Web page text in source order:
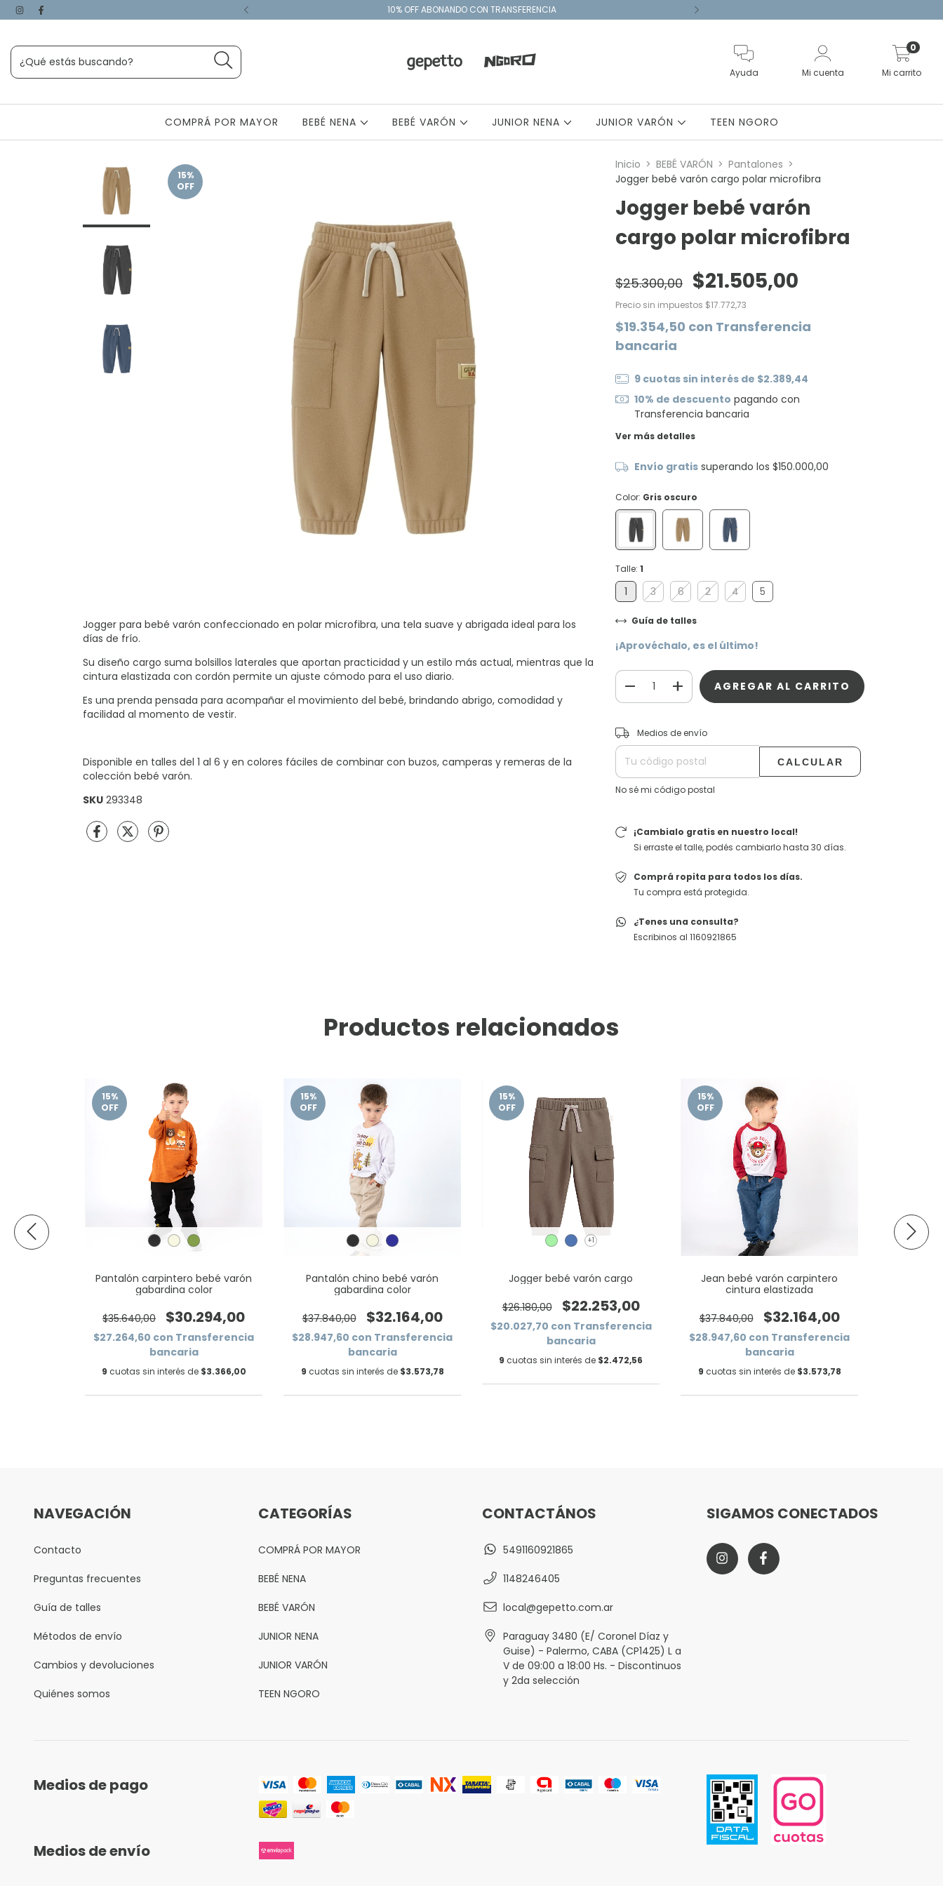
A PARTIR DE $150.000 10% OFF ABONANDO CON TRANSFERENCIA
Ayuda Mi cuenta Mi carrito
0
COMPRÁ POR MAYOR BEBÉ NENA BEBÉ VARÓN JUNIOR NENA JUNIOR VARÓN TEEN NGORO
15%
OFF
Jogger para bebé varón confeccionado en polar microfibra, una tela suave y abrigada ideal para los
días de frío.
Su diseño cargo suma bolsillos laterales que aportan practicidad y un estilo más actual, mientras que la
cintura elastizada con cordón permite un ajuste cómodo para el uso diario.
Es una prenda pensada para acompañar el movimiento del bebé, brindando abrigo, comodidad y
facilidad al momento de vestir.
Disponible en talles del 1 al 6 y en colores fáciles de combinar con buzos, camperas y remeras de la
colección bebé varón.
SKU 293348
Inicio > BEBÉ VARÓN > Pantalones >
Jogger bebé varón cargo polar microfibra
Jogger bebé varón
cargo polar microfibra
$25.300,00 $21.505,00
Precio sin impuestos $17.772,73
$19.354,50 con Transferencia
bancaria
9 cuotas sin interés de $2.389,44
10% de descuento pagando con
Transferencia bancaria
Ver más detalles
Envío gratis superando los $150.000,00
Color: Gris oscuro
Talle: 1
1 3 6 2 4 5
Guía de talles
¡Aprovéchalo, es el último!
Entregas para el CP:
Medios de envío
CALCULAR
No sé mi código postal
¡Cambialo gratis en nuestro local!
Si erraste el talle, podés cambiarlo hasta 30 días.
Comprá ropita para todos los días.
Tu compra está protegida.
¿Tenes una consulta?
Escribinos al 1160921865
Productos relacionados
15%
OFF
Pantalón carpintero bebé varón
gabardina color
$35.640,00 $30.294,00
$27.264,60 con Transferencia
bancaria
9 cuotas sin interés de $3.366,00
15%
OFF
Pantalón chino bebé varón
gabardina color
$37.840,00 $32.164,00
$28.947,60 con Transferencia
bancaria
9 cuotas sin interés de $3.573,78
15%
OFF
+1
Jogger bebé varón cargo
$26.180,00 $22.253,00
$20.027,70 con Transferencia
bancaria
9 cuotas sin interés de $2.472,56
15%
OFF
Jean bebé varón carpintero
cintura elastizada
$37.840,00 $32.164,00
$28.947,60 con Transferencia
bancaria
9 cuotas sin interés de $3.573,78
NAVEGACIÓN
Contacto
Preguntas frecuentes
Guía de talles
Métodos de envío
Cambios y devoluciones
Quiénes somos
CATEGORÍAS
COMPRÁ POR MAYOR
BEBÉ NENA
BEBÉ VARÓN
JUNIOR NENA
JUNIOR VARÓN
TEEN NGORO
CONTACTÁNOS
5491160921865
1148246405
local@gepetto.com.ar
Paraguay 3480 (E/ Coronel Díaz y
Guise) - Palermo, CABA (CP1425) L a
V de 09:00 a 18:00 Hs. - Discontinuos
y 2da selección
SIGAMOS CONECTADOS
Medios de pago
Medios de envío